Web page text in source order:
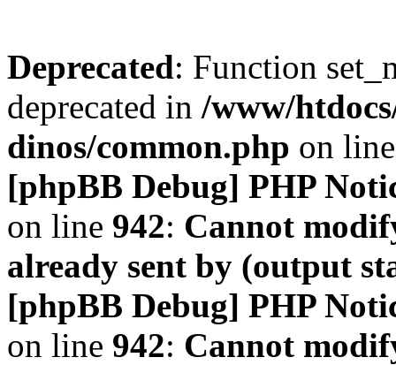
Deprecated: Function
deprecated in /www/
dinos/common.php on
[phpBB Debug] PHP
on line 942: Cannot
already sent by (output
[phpBB Debug] PHP
on line 942: Cannot